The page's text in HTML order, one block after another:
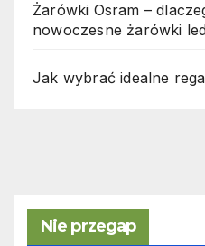
Żarówki Osram –
nowoczesne żarówki
Jak wybrać idealne
Nie przegap